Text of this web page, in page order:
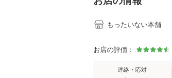
もったいない本舗
お店の評価：
連絡・応対